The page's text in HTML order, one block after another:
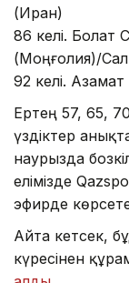
(Иран)
86 келі. Болат
(Моңғолия)/
92 келі.
Ертең 57, 65,
үздіктер
наурызда
елімізде
эфирде
Айта кетсек,
күресінен